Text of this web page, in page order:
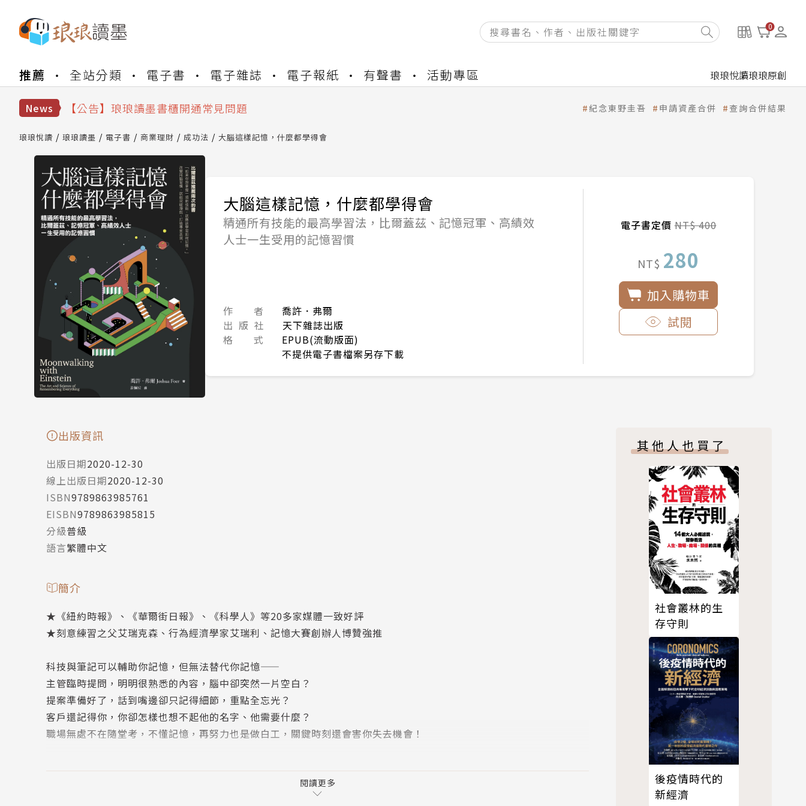
0
推薦 全站分類 電子書 電子雜誌 電子報紙 有聲書 活動專區 琅琅悅讀琅琅原創
News
【公告】因 Readmoo 讀墨系統維護中，本站同步暫停部分閱讀服務
【公告】琅琅讀墨書櫃開通常見問題
【公告】琅琅書店服務升級重要說明及資產合併結果查詢
【公告】因 Readmoo 讀墨系統維護中，本站同步暫停部分閱讀服務
紀念東野圭吾 申請資產合併 查詢合併結果
琅琅悅讀 琅琅讀墨 電子書 商業理財 成功法 大腦這樣記憶，什麼都學得會
大腦這樣記憶，什麼都學得會
精通所有技能的最高學習法，比爾蓋茲、記憶冠軍、高績效
人士一生受用的記憶習慣
作 者
喬許．弗爾
出 版 社
天下雜誌出版
格 式
EPUB(流動版面)
不提供電子書檔案另存下載
電子書定價NT$ 400
NT$ 280
加入購物車
試閱
出版資訊
出版日期2020-12-30
線上出版日期2020-12-30
ISBN9789863985761
EISBN9789863985815
分級普級
語言繁體中文
簡介
★《紐約時報》、《華爾街日報》、《科學人》等20多家媒體一致好評
★刻意練習之父艾瑞克森、行為經濟學家艾瑞利、記憶大賽創辦人博贊強推
科技與筆記可以輔助你記憶，但無法替代你記憶——
主管臨時提問，明明很熟悉的內容，腦中卻突然一片空白？
提案準備好了，話到嘴邊卻只記得細節，重點全忘光？
客戶還記得你，你卻怎樣也想不起他的名字、他需要什麼？
職場無處不在隨堂考，不懂記憶，再努力也是做白工，關鍵時刻還會害你失去機會！
的人生，發掘自己從未發現的潛能、做到原本被認定做不到的事，現今他已是擁有自主人生、熱愛新奇事物的創業家。他
最大的領悟：只是換個方式記憶，不僅學習速度暴風成長，生產力、生活品質也跟著大幅提升。
閱讀更多
其他人也買了
社會叢林的生
存守則
後疫情時代的
新經濟